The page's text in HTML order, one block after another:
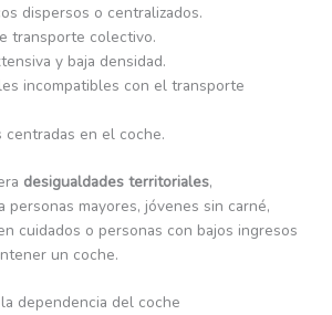
dispersos o centralizados.
transporte colectivo.
y baja densidad.
incompatibles con el transporte
centradas en el coche.
desigualdades territoriales,
personas mayores, jóvenes sin carné,
cuidados o personas con bajos ingresos
un coche.
dependencia del coche